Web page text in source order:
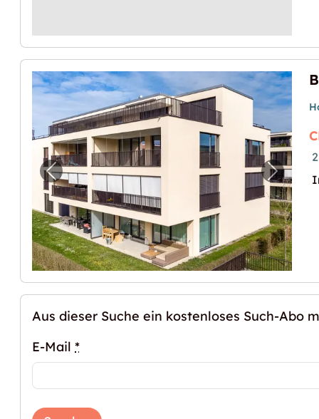
Vorheriges Bild für "Bastelraum zu
Aus dieser Suche ein kostenloses Such-Abo
E-Mail *